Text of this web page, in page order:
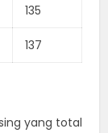
135
137
yang total